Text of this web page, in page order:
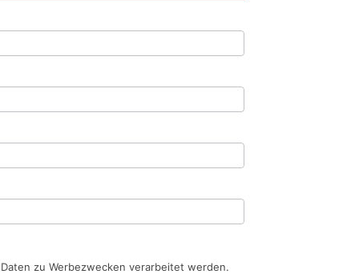
zu Werbezwecken verarbeitet werden.